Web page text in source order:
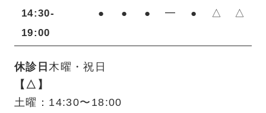
14:30-
19:00
● ● ● ━ ● △ △
休診日木曜・祝日
【△】
土曜：14:30〜18:00